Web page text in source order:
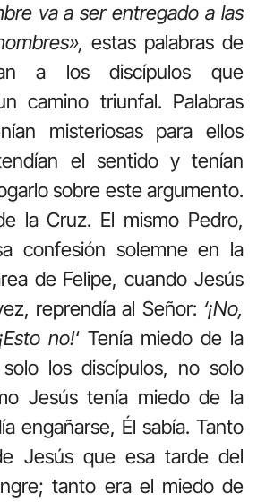
va a ser entregado a las
estas palabras de
a los discípulos que
camino triunfal. Palabras
misteriosas para ellos
el sentido y tenían
sobre este argumento.
la Cruz. El mismo Pedro,
confesión solemne en la
de Felipe, cuando Jesús
reprendía al Señor: ‘¡No,
no!‘ Tenía miedo de la
los discípulos, no solo
Jesús tenía miedo de la
engañarse, Él sabía. Tanto
Jesús que esa tarde del
tanto era el miedo de